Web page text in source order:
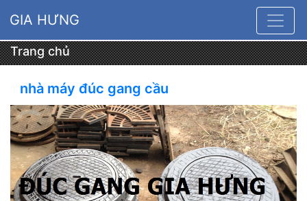
GIA HƯNG
Trang chủ
nhà máy đúc gang cầu